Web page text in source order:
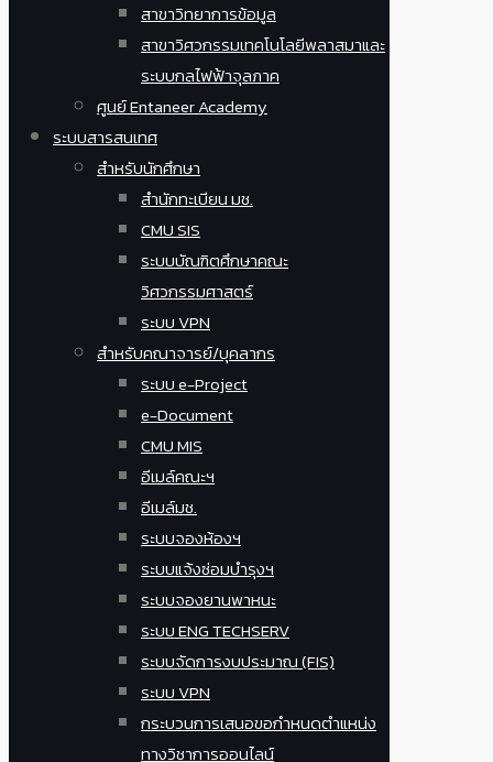
สาขาวิทยาการข้อมูล
สาขาวิศวกรรมเทคโนโลยีพลาสมาและ
ระบบกลไฟฟ้าจุลภาค
ศูนย์ Entaneer Academy
ระบบสารสนเทศ
สำหรับนักศึกษา
สำนักทะเบียน มช.
CMU SIS
ระบบบัณฑิตศึกษาคณะ
วิศวกรรมศาสตร์
ระบบ VPN
สำหรับคณาจารย์/บุคลากร
ระบบ e-Project
e-Document
CMU MIS
อีเมล์คณะฯ
อีเมล์มช.
ระบบจองห้องฯ
ระบบแจ้งซ่อมบำรุงฯ
ระบบจองยานพาหนะ
ระบบ ENG TECHSERV
ระบบจัดการงบประมาณ (FIS)
ระบบ VPN
กระบวนการเสนอขอกำหนดตำแหน่ง
ทางวิชาการออนไลน์